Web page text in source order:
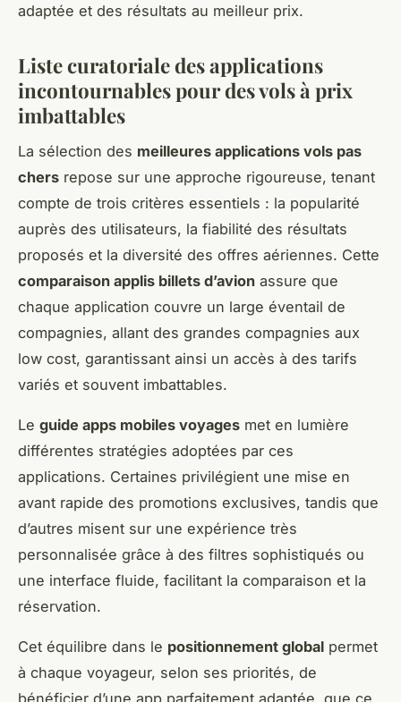
adaptée et des résultats au meilleur prix.
Liste curatoriale des applications
incontournables pour des vols à prix
imbattables
La sélection des meilleures applications vols pas
chers repose sur une approche rigoureuse, tenant
compte de trois critères essentiels : la popularité
auprès des utilisateurs, la fiabilité des résultats
proposés et la diversité des offres aériennes. Cette
comparaison applis billets d’avion assure que
chaque application couvre un large éventail de
compagnies, allant des grandes compagnies aux
low cost, garantissant ainsi un accès à des tarifs
variés et souvent imbattables.
Le guide apps mobiles voyages met en lumière
différentes stratégies adoptées par ces
applications. Certaines privilégient une mise en
avant rapide des promotions exclusives, tandis que
d’autres misent sur une expérience très
personnalisée grâce à des filtres sophistiqués ou
une interface fluide, facilitant la comparaison et la
réservation.
Cet équilibre dans le positionnement global permet
à chaque voyageur, selon ses priorités, de